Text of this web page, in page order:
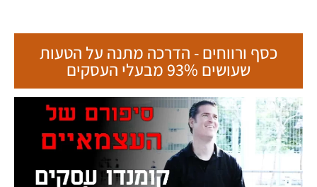
כסף ורווחים - הדרכה מתנה על הטעות
שעושים 93% מבעלי העסקים